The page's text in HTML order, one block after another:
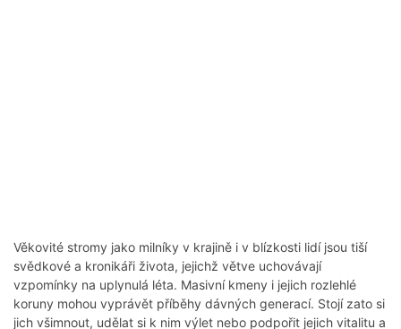
Věkovité stromy jako milníky v krajině i v blízkosti lidí jsou tiší
svědkové a kronikáři života, jejichž větve uchovávají
vzpomínky na uplynulá léta. Masivní kmeny i jejich rozlehlé
koruny mohou vyprávět příběhy dávných generací. Stojí zato si
jich všimnout, udělat si k nim výlet nebo podpořit jejich vitalitu a